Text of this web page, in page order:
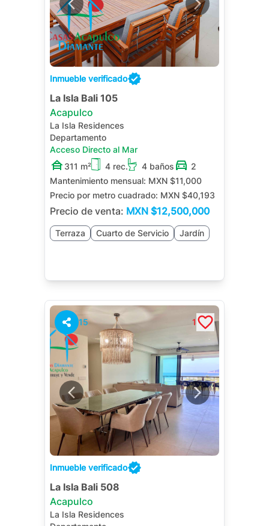
Inmueble verificado
La Isla Bali 105
Acapulco
La Isla Residences
Departamento
Acceso Directo al Mar
311 m²
4 rec. 4 baños
2
Mantenimiento mensual: MXN $11,000
Precio por metro cuadrado: MXN $40,193
Precio de venta: MXN $12,500,000
Terraza Cuarto de Servicio Jardín
15 1
Inmueble verificado
La Isla Bali 508
Acapulco
La Isla Residences